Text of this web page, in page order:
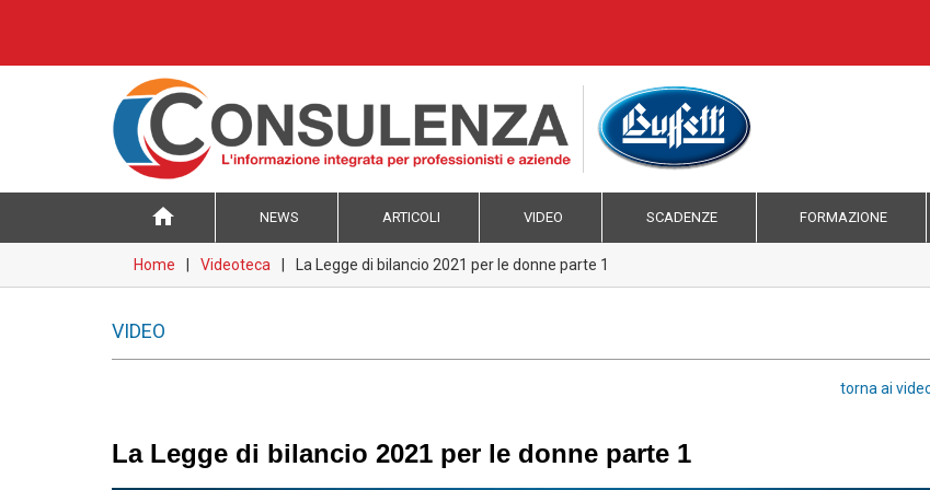
home NEWS ARTICOLI VIDEO SCADENZE FORMAZIONE
Home Videoteca La Legge di bilancio 2021 per le donne parte 1
VIDEO
torna ai
La Legge di bilancio 2021 per le donne parte 1